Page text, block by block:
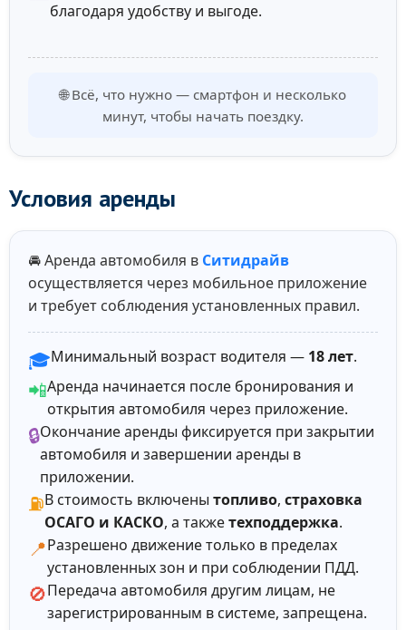
благодаря удобству и выгоде.
🌐 Всё, что нужно — смартфон и несколько
минут, чтобы начать поездку.
Условия аренды
🚘 Аренда автомобиля в Ситидрайв
осуществляется через мобильное приложение
и требует соблюдения установленных правил.
🎓Минимальный возраст водителя — 18 лет.
📲Аренда начинается после бронирования и
открытия автомобиля через приложение.
🔒Окончание аренды фиксируется при закрытии
автомобиля и завершении аренды в
приложении.
⛽В стоимость включены топливо, страховка
ОСАГО и КАСКО, а такжетехподдержка.
📍Разрешено движение только в пределах
установленных зон и при соблюдении ПДД.
🚫Передача автомобиля другим лицам, не
зарегистрированным в системе, запрещена.